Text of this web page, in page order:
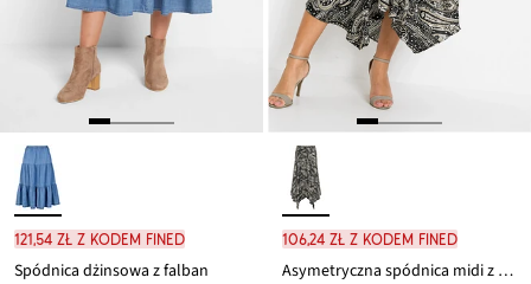
121,54 zł z kodem FINED
Spódnica dżinsowa z falban
106,24 zł z kodem FINED
Asymetryczna spódnica midi z czystej wiskozy